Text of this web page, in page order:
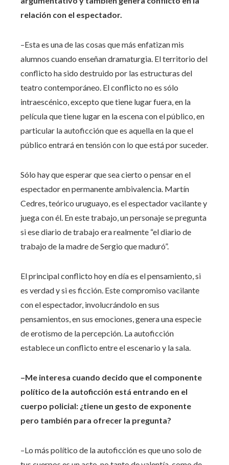
relación con el espectador.
–Esta es una de las cosas que más enfatizan mis
alumnos cuando enseñan dramaturgia. El territorio del
conflicto ha sido destruido por las estructuras del
teatro contemporáneo. El conflicto no es sólo
intraescénico, excepto que tiene lugar fuera, en la
película que tiene lugar en la escena con el público, en
particular la autoficción que es aquella en la que el
público entrará en tensión con lo que está por suceder.
Sólo hay que esperar que sea cierto o pensar en el
espectador en permanente ambivalencia. Martín
Cedres, teórico uruguayo, es el espectador vacilante y
juega con él. En este trabajo, un personaje se pregunta
si ese diario de trabajo era realmente “el diario de
trabajo de la madre de Sergio que maduró”.
El principal conflicto hoy en día es el pensamiento, si
es verdad y si es ficción. Este compromiso vacilante
con el espectador, involucrándolo en sus
pensamientos, en sus emociones, genera una especie
de erotismo de la percepción. La autoficción
establece un conflicto entre el escenario y la sala.
–Me interesa cuando decido que el componente
político de la autoficción está entrando en el
cuerpo policial: ¿tiene un gesto de exponente
pero también para ofrecer la pregunta?
–Lo más político de la autoficción es que uno solo de